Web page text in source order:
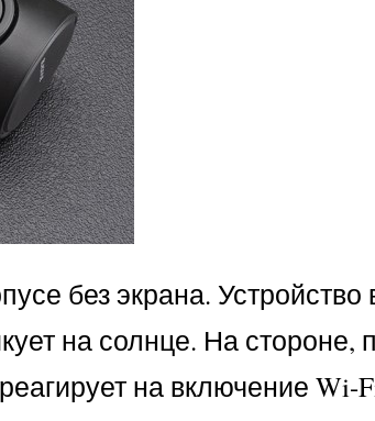
без экрана.
на солнце. На стороне,
на включение Wi-